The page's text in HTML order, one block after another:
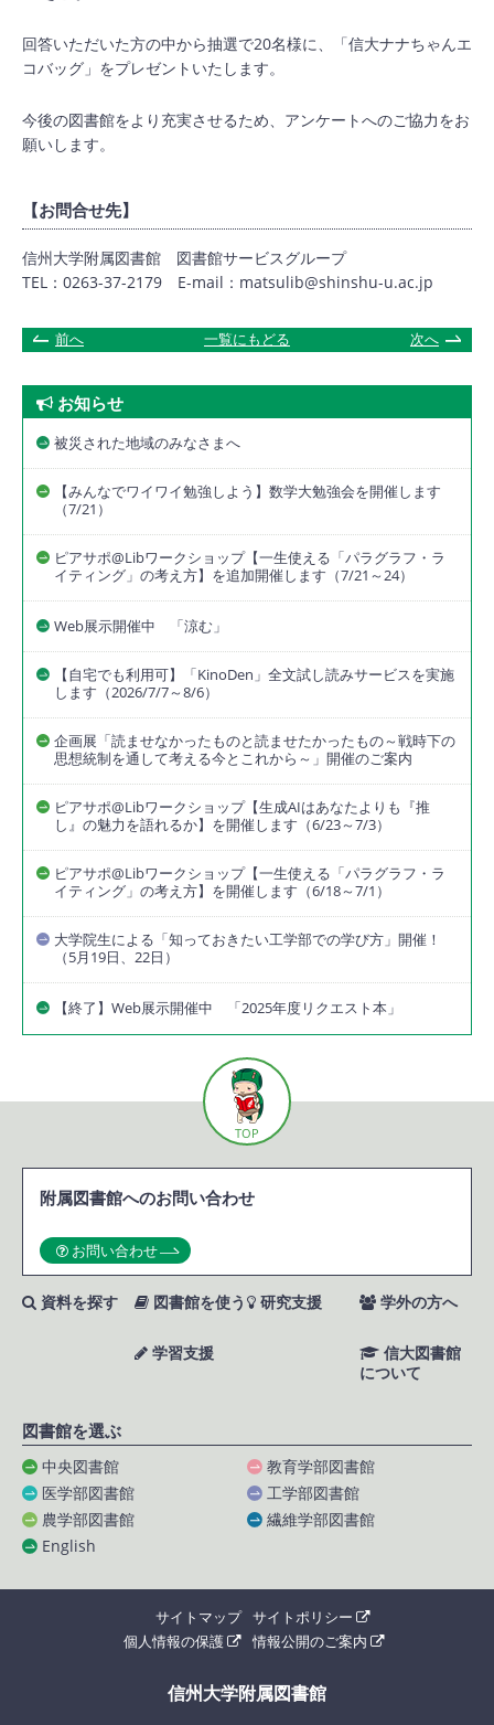
回答いただいた方の中から抽選で20名様に、「信大ナナちゃんエ
コバッグ」をプレゼントいたします。
今後の図書館をより充実させるため、アンケートへのご協力をお
願いします。
【お問合せ先】
信州大学附属図書館 図書館サービスグループ
TEL：0263-37-2179 E-mail：matsulib@shinshu-u.ac.jp
前へ 一覧にもどる 次へ
お知らせ
被災された地域のみなさまへ
【みんなでワイワイ勉強しよう】数学大勉強会を開催します
（7/21）
ピアサポ@Libワークショップ【一生使える「パラグラフ・ラ
イティング」の考え方】を追加開催します（7/21～24）
Web展示開催中 「涼む」
【自宅でも利用可】「KinoDen」全文試し読みサービスを実施
します（2026/7/7～8/6）
企画展「読ませなかったものと読ませたかったもの～戦時下の
思想統制を通して考える今とこれから～」開催のご案内
ピアサポ@Libワークショップ【生成AIはあなたよりも『推
し』の魅力を語れるか】を開催します（6/23～7/3）
ピアサポ@Libワークショップ【一生使える「パラグラフ・ラ
イティング」の考え方】を開催します（6/18～7/1）
大学院生による「知っておきたい工学部での学び方」開催！
（5月19日、22日）
【終了】Web展示開催中 「2025年度リクエスト本」
附属図書館へのお問い合わせ
お問い合わせ
資料を探す 図書館を使う
学習支援
研究支援 学外の方へ
信大図書館
について
図書館を選ぶ
中央図書館
教育学部図書館
医学部図書館
工学部図書館
農学部図書館
繊維学部図書館
English
TOP
サイトマップ サイトポリシー
個人情報の保護
情報公開のご案内
信州大学附属図書館